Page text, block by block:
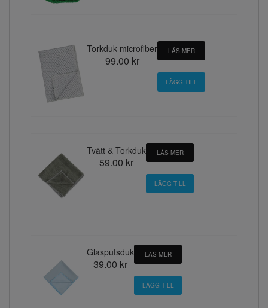
Torkduk microfiber
99.00 kr
LÄS MER
Tvätt & Torkduk
59.00 kr
LÄS MER
Glasputsduk
39.00 kr
LÄS MER